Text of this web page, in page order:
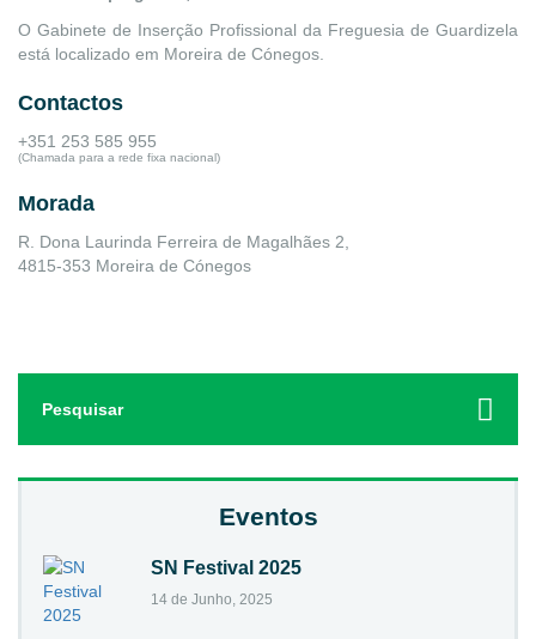
O Gabinete de Inserção Profissional da Freguesia de Guardizela
está localizado em Moreira de Cónegos.
Contactos
+351 253 585 955
(Chamada para a rede fixa nacional)
Morada
R. Dona Laurinda Ferreira de Magalhães 2,
4815-353 Moreira de Cónegos
for:
Eventos
SN Festival 2025
14 de Junho, 2025